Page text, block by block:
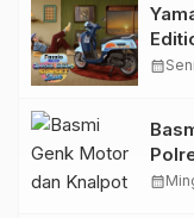
calendar_month
calendar_month